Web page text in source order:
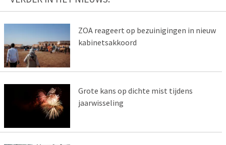
ZOA reageert op bezuinigingen in nieuw
kabinetsakkoord
Grote kans op dichte mist tijdens
jaarwisseling